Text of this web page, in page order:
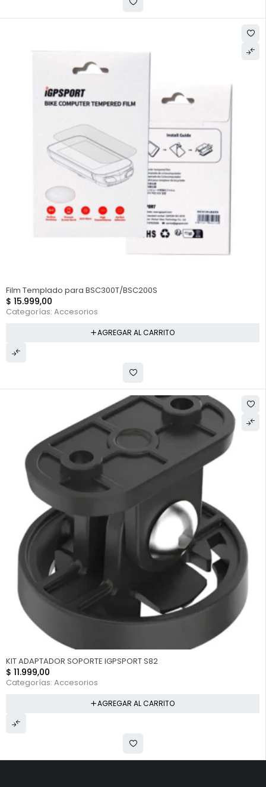
Film Templado para BSC300T/BSC200S
$ 15.999,00
Categorías: Accesorios
AGREGAR AL CARRITO
KIT ADAPTADOR SOPORTE IGPSPORT S82
$ 11.999,00
Categorías: Accesorios
AGREGAR AL CARRITO